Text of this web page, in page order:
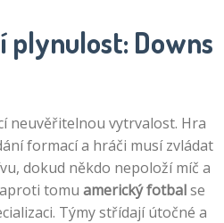
plynulost: Downs
neuvěřitelnou vytrvalost. Hra
formací a hráči musí zvládat
dokud někdo nepoloží míč a
tomu americký fotbalse
Týmy střídají útočné a